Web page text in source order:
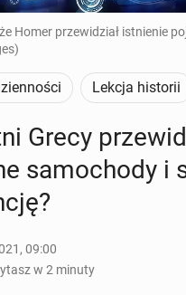
Homer przewidział istnienie
Lekcja historii
Grecy
sa­mo­cho­dy i
09:00
w 2 minuty